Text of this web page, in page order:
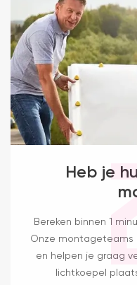
Heb je
Bereken binnen 1
Onze montageteams
en helpen je graag
lichtkoepel